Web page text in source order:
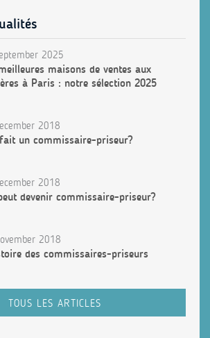
2025
maisons de ventes aux
à Paris : notre sélection 2025
2018
un commissaire-priseur?
2018
devenir commissaire-priseur?
2018
des commissaires-priseurs
TOUS LES ARTICLES